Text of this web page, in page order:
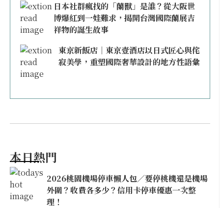
日本社群瘋找的「蘭獸」是誰？從大阪世
博爆紅到一娃難求，揭開台灣國際蘭展吉
祥物的誕生故事
東京新飯店｜東京壹酒店以日式匠心與侘
寂美學，重塑國際奢華設計的地方性語彙
本日熱門
2026桃園機場停車懶人包／要停桃機還是機場
外圍？收費各多少？信用卡停車優惠一次整
理！